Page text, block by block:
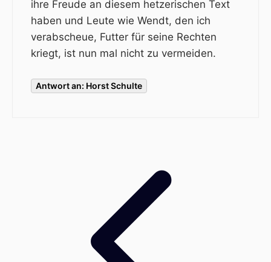
ihre Freude an diesem hetzerischen Text
haben und Leute wie Wendt, den ich
verabscheue, Futter für seine Rechten
kriegt, ist nun mal nicht zu vermeiden.
Antwort an: Horst Schulte